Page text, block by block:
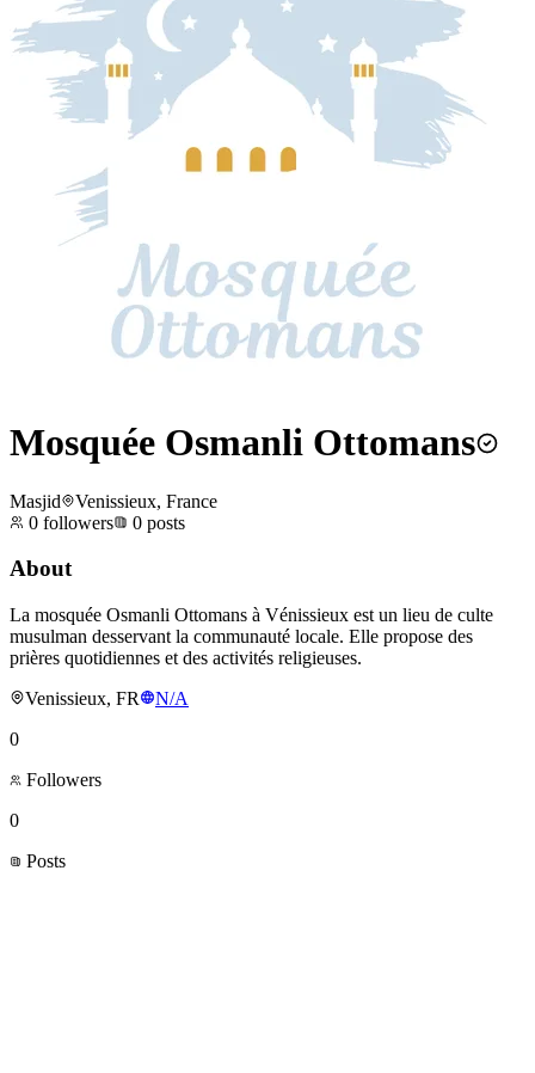
Mosquée Osmanli Ottomans
Masjid
Venissieux, France
0 followers 0 posts
About
La mosquée Osmanli Ottomans à Vénissieux est un lieu de culte
musulman desservant la communauté locale. Elle propose des
prières quotidiennes et des activités religieuses.
Venissieux, FR
N/A
0
Followers
0
Posts